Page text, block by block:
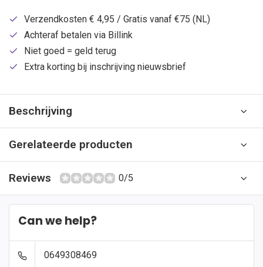
Verzendkosten € 4,95 / Gratis vanaf €75 (NL)
Achteraf betalen via Billink
Niet goed = geld terug
Extra korting bij inschrijving nieuwsbrief
Beschrijving
Gerelateerde producten
Reviews 0/5
Can we help?
0649308469